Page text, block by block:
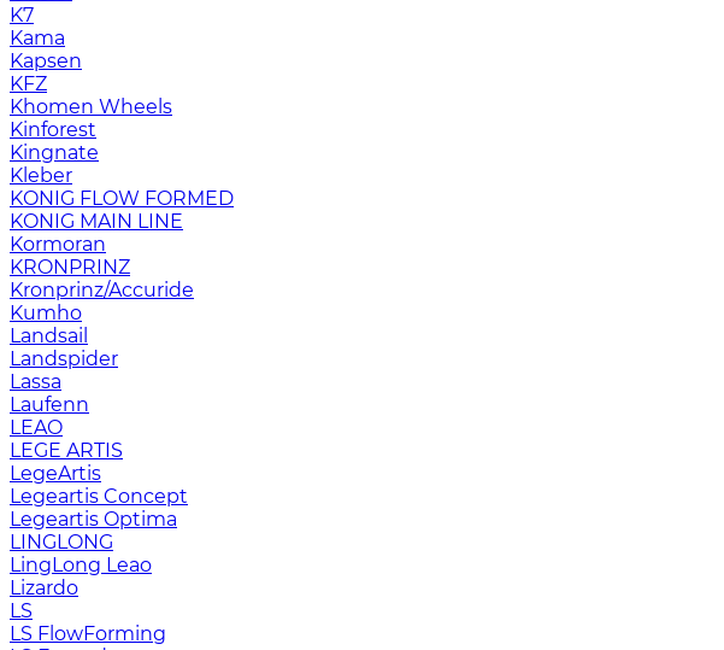
K7
Kama
Kapsen
KFZ
Khomen Wheels
Kinforest
Kingnate
Kleber
KONIG FLOW FORMED
KONIG MAIN LINE
Kormoran
KRONPRINZ
Kronprinz/Accuride
Kumho
Landsail
Landspider
Lassa
Laufenn
LEAO
LEGE ARTIS
LegeArtis
Legeartis Concept
Legeartis Optima
LINGLONG
LingLong Leao
Lizardo
LS
LS FlowForming